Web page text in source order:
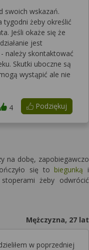
swoich wskazań.
tygodni żeby określić
Jeśli okaże się że
jest
należy skontaktować
Skutki uboczne są
wystąpić ale nie
Podziękuj
4
na dobę, zapobiegawczo
się tobiegunką i
żeby odwrócić
Mężczyzna, 27 lat
w poprzedniej